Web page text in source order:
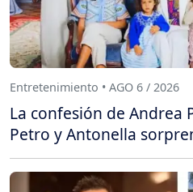
Entretenimiento • AGO 6 / 2026
La confesión de Andrea
Petro y Antonella